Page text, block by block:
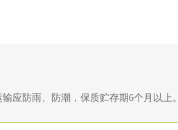
应防雨、防潮，保质贮存期6个月以上。